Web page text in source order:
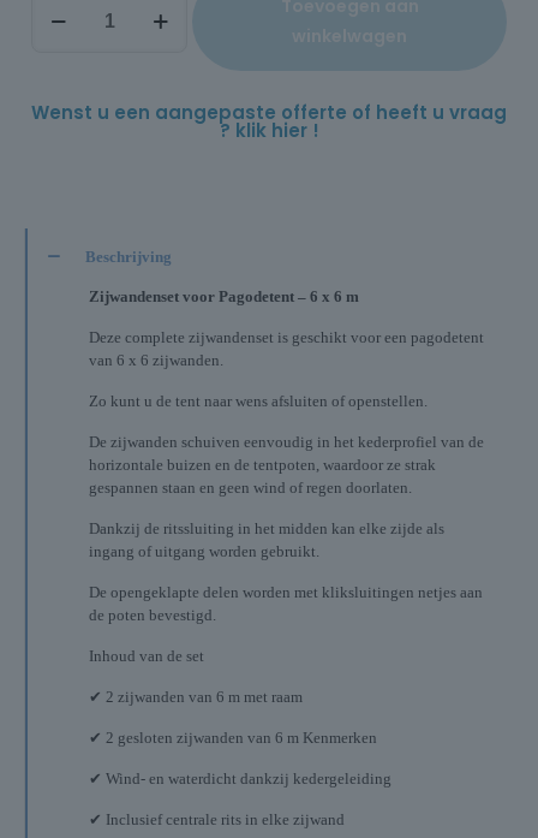
Wenst u een aangepaste offerte of heeft u vraag
? klik hier !
Beschrijving
Zijwandenset voor Pagodetent – 6 x 6 m
Deze complete zijwandenset is geschikt voor een pagodetent
van 6 x 6 zijwanden.
Zo kunt u de tent naar wens afsluiten of openstellen.
De zijwanden schuiven eenvoudig in het kederprofiel van de
horizontale buizen en de tentpoten, waardoor ze strak
gespannen staan en geen wind of regen doorlaten.
Dankzij de ritssluiting in het midden kan elke zijde als
ingang of uitgang worden gebruikt.
De opengeklapte delen worden met kliksluitingen netjes aan
de poten bevestigd.
Inhoud van de set
✔ 2 zijwanden van 6 m met raam
✔ 2 gesloten zijwanden van 6 m Kenmerken
✔ Wind- en waterdicht dankzij kedergeleiding
✔ Inclusief centrale rits in elke zijwand